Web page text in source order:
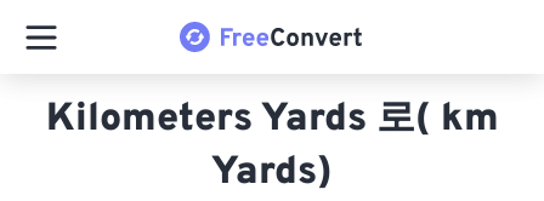
Kilometers Yards 로( km
Yards)